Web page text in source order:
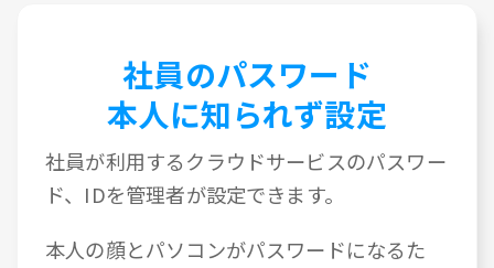
社員のパスワード
本人に知られず設定
社員が利用するクラウドサービスのパスワー
ド、IDを管理者が設定できます。
本人の顔とパソコンがパスワードになるた